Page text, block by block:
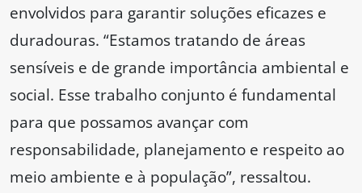
envolvidos para garantir soluções eficazes e
duradouras. “Estamos tratando de áreas
sensíveis e de grande importância ambiental e
social. Esse trabalho conjunto é fundamental
para que possamos avançar com
responsabilidade, planejamento e respeito ao
meio ambiente e à população”, ressaltou.